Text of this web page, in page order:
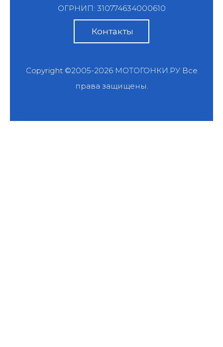
ОГРНИП: 310774634000610
Контакты
Copyright ©2005-2026 МОТОГОНКИ.РУВсе
права защищены.